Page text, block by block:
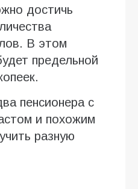
достичь
В этом
предельной
пенсионера с
и похожим
разную